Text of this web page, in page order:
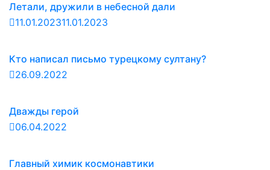
Летали, дружили в небесной дали
11.01.202311.01.2023
Кто написал письмо турецкому султану?
26.09.2022
Дважды герой
06.04.2022
Главный химик космонавтики